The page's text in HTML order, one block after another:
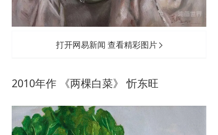
打开网易新闻 查看精彩图片
2010年作 《两棵白菜》 忻东旺